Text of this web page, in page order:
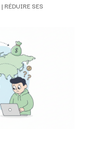
| RÉDUIRE SES